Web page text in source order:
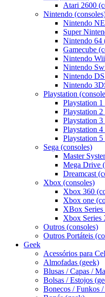
Atari 2600
Nintendo
Nintendo
Super
Nintendo 64
Gamecube
Nintendo
Nintendo
Nintendo
Nintendo
Playstation
Playstation 1
Playstation 2
Playstation 3
Playstation 4
Playstation 5
Sega (consoles)
Master
Mega Drive
Dreamcast
Xbox (consoles)
Xbox 360
Xbox one
XBox Series
Xbox Series
Outros (consoles)
Outros Portáteis
Geek
Acessórios para
Almofadas (geek)
Blusas / Capas /
Bolsas / Estojos
Bonecos / Funkos